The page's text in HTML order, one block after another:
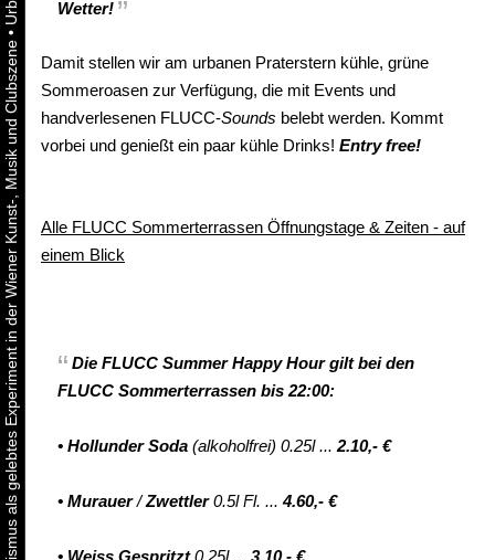
Urbaner Aktivismus als gelebtes Experiment in der Wiener Kunst-, Musik und Clubszene
•
Wetter!
Damit stellen wir am urbanen Praterstern kühle, grüne
Sommeroasen zur Verfügung, die mit Events und
handverlesenen FLUCC-Sounds belebt werden. Kommt
vorbei und genießt ein paar kühle Drinks! Entry free!
Alle FLUCC Sommerterrassen Öffnungstage & Zeiten - auf
einem Blick
Die FLUCC Summer Happy Hourgilt bei den
FLUCC Sommerterrassen bis 22:00:
• Hollunder Soda (alkoholfrei) 0.25l ... 2.10,- €
• Murauer/Zwettler0.5l Fl. ... 4.60,- €
• Weiss Gespritzt0.25l ... 3.10,- €